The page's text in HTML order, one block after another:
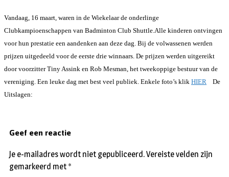
Vandaag, 16 maart, waren in de Wiekelaar de onderlinge
Clubkampioenschappen van Badminton Club Shuttle.Alle kinderen ontvingen
voor hun prestatie een aandenken aan deze dag. Bij de volwassenen werden
prijzen uitgedeeld voor de eerste drie winnaars. De prijzen werden uitgereikt
door voorzitter Tiny Assink en Rob Mesman, het tweekoppige bestuur van de
vereniging. Een leuke dag met best veel publiek. Enkele foto’s klik HIER De
Uitslagen:
Geef een reactie
Je e-mailadres wordt niet gepubliceerd.Vereiste velden zijn
gemarkeerd met *